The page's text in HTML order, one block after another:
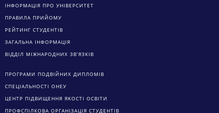
ІНФОРМАЦІЯ ПРО УНІВЕРСИТЕТ
ПРАВИЛА ПРИЙОМУ
РЕЙТИНГ СТУДЕНТІВ
ЗАГАЛЬНА ІНФОРМАЦІЯ
ВІДДІЛ МІЖНАРОДНИХ ЗВ’ЯЗКІВ
ПРОГРАМИ ПОДВІЙНИХ ДИПЛОМІВ
СПЕЦІАЛЬНОСТІ ОНЕУ
ЦЕНТР ПІДВИЩЕННЯ ЯКОСТІ ОСВІТИ
ПРОФСПІЛКОВА ОРГАНІЗАЦІЯ СТУДЕНТІВ